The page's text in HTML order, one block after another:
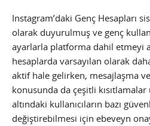
Instagram’daki Genç Hesapları
olarak duyurulmuş ve genç
ayarlarla platforma dahil etmeyi
hesaplarda varsayılan olarak
aktif hale gelirken, mesajlaşma
konusunda da çeşitli
altındaki kullanıcıların bazı
değiştirebilmesi için ebeveyn